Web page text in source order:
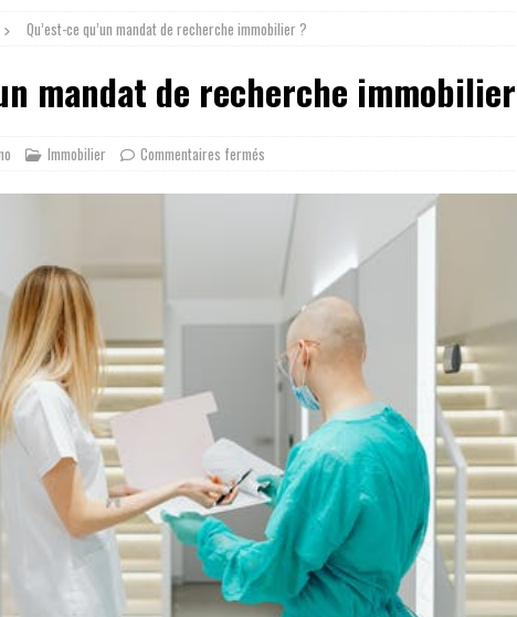
Qu’est-ce qu’un mandat de recherche immobilier ?
mandat de recherche
Immobilier Commentaires fermés